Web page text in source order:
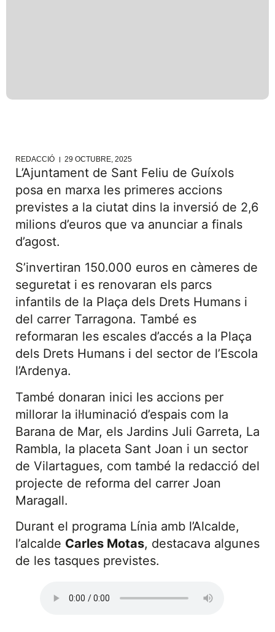
REDACCIÓ 29 OCTUBRE, 2025
L’Ajuntament de Sant Feliu de Guíxols
posa en marxa les primeres accions
previstes a la ciutat dins la inversió de 2,6
milions d’euros que va anunciar a finals
d’agost.
S’invertiran 150.000 euros en càmeres de
seguretat i es renovaran els parcs
infantils de la Plaça dels Drets Humans i
del carrer Tarragona. També es
reformaran les escales d’accés a la Plaça
dels Drets Humans i del sector de l’Escola
l’Ardenya.
També donaran inici les accions per
millorar la il·luminació d’espais com la
Barana de Mar, els Jardins Juli Garreta, La
Rambla, la placeta Sant Joan i un sector
de Vilartagues, com també la redacció del
projecte de reforma del carrer Joan
Maragall.
Durant el programa Línia amb l’Alcalde,
l’alcalde Carles Motas, destacava algunes
de les tasques previstes.